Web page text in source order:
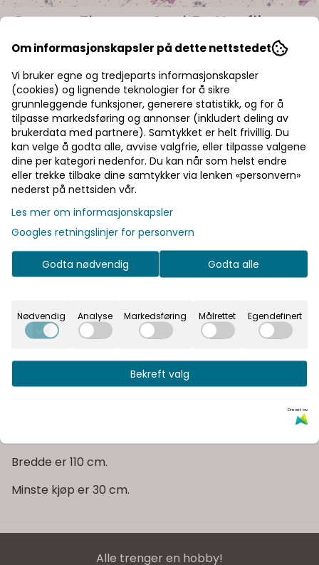
Cream Flowers And Butterflies
Art.nr:
Fast bomullsstoff Prisen er 27 kr pr. 10 cm, Meter prisen er
270 kr. Bredde er 110 cm. Minste kjøp er 30 cm.
Les mer
27,-
Legg i handlekurv
Rask levering
Kvalitetsprodukter
Bredde er 110 cm.
Minste kjøp er 30 cm.
Alle trenger en hobby!
Om informasjonskapsler på dette nettstedet
Vi bruker egne og tredjeparts informasjonskapsler
(cookies) og lignende teknologier for å sikre
grunnleggende funksjoner, generere statistikk, og for å
tilpasse markedsføring og annonser (inkludert deling av
brukerdata med partnere). Samtykket er helt frivillig. Du
kan velge å godta alle, avvise valgfrie, eller tilpasse valgene
dine per kategori nedenfor. Du kan når som helst endre
eller trekke tilbake dine samtykker via lenken «personvern»
nederst på nettsiden vår.
Les mer om informasjonskapsler
Googles retningslinjer for personvern
Godta nødvendig Godta alle
Nødvendig Analyse Markedsføring Målrettet Egendefinert
Bekreft valg
Drevet av